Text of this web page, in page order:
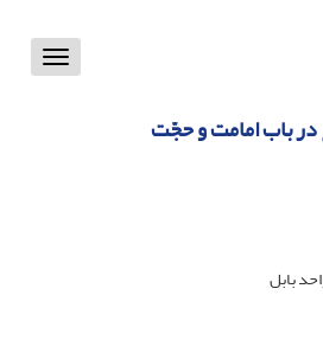
Toggle
باب امامت و حجّت‏
بابل